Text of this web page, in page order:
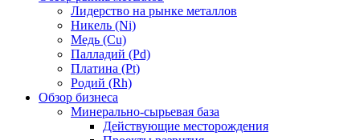
Лидерство на рынке металлов
Никель (Ni)
Медь (Cu)
Палладий (Pd)
Платина (Pt)
Родий (Rh)
Обзор бизнеса
Минерально-сырьевая база
Действующие месторождения